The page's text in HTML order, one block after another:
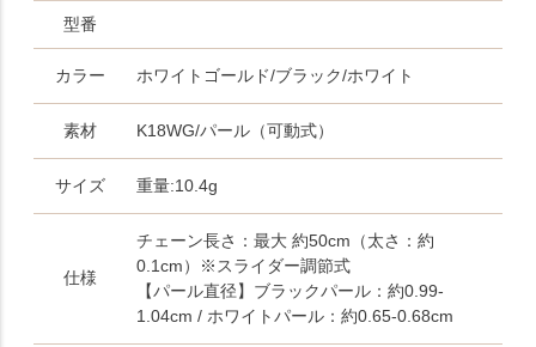
型番
カラー ホワイトゴールド/ブラック/ホワイト
素材 K18WG/パール（可動式）
サイズ 重量:10.4g
仕様
チェーン長さ：最大 約50cm（太さ：約
0.1cm）※スライダー調節式
【パール直径】ブラックパール：約0.99-
1.04cm / ホワイトパール：約0.65-0.68cm